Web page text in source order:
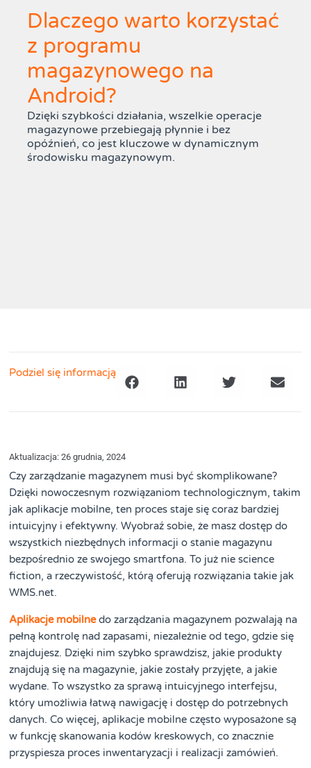
Dlaczego warto korzystać
z programu
magazynowego na
Android?
Dzięki szybkości działania, wszelkie operacje
magazynowe przebiegają płynnie i bez
opóźnień, co jest kluczowe w dynamicznym
środowisku magazynowym.
Podziel się informacją
Aktualizacja: 26 grudnia, 2024
Czy zarządzanie magazynem musi być skomplikowane?
Dzięki nowoczesnym rozwiązaniom technologicznym, takim
jak aplikacje mobilne, ten proces staje się coraz bardziej
intuicyjny i efektywny. Wyobraź sobie, że masz dostęp do
wszystkich niezbędnych informacji o stanie magazynu
bezpośrednio ze swojego smartfona. To już nie science
fiction, a rzeczywistość, którą oferują rozwiązania takie jak
WMS.net.
Aplikacje mobilnedo zarządzania magazynem pozwalają na
pełną kontrolę nad zapasami, niezależnie od tego, gdzie się
znajdujesz. Dzięki nim szybko sprawdzisz, jakie produkty
znajdują się na magazynie, jakie zostały przyjęte, a jakie
wydane. To wszystko za sprawą intuicyjnego interfejsu,
który umożliwia łatwą nawigację i dostęp do potrzebnych
danych. Co więcej, aplikacje mobilne często wyposażone są
w funkcję skanowania kodów kreskowych, co znacznie
przyspiesza proces inwentaryzacji i realizacji zamówień.